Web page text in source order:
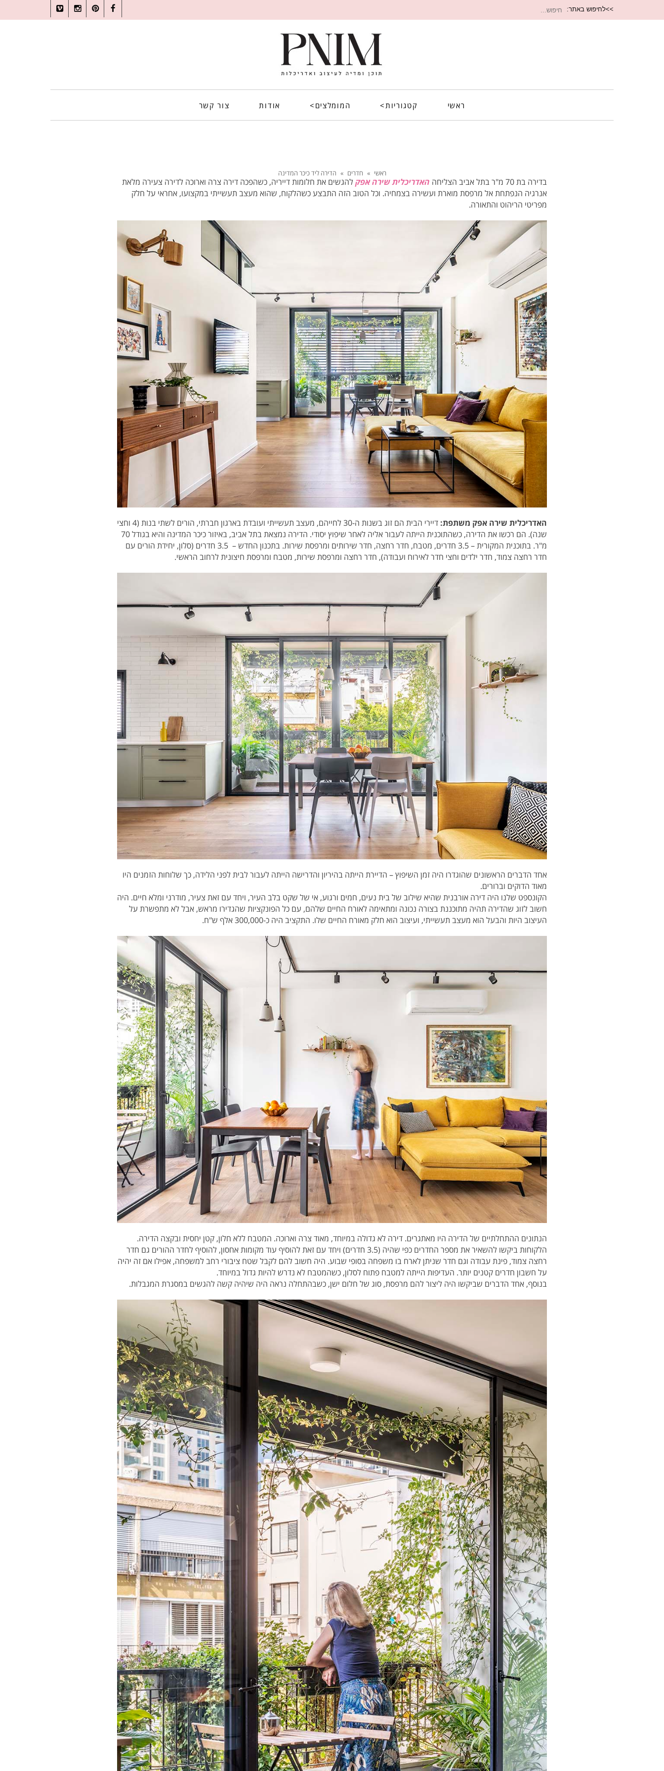
>>לחיפוש באתר: חיפוש
Facebook
Pinterest
Instagram
Vimeo
ראשי קטגוריות> המומלצים> אודות צור קשר
ראשי » חדרים » הדירה ליד כיכר המדינה
בדירה בת 70 מ"ר בתל אביב הצליחה האדריכלית שירה אפקלהגשים את חלומות דייריה, כשהפכה דירה צרה וארוכה לדירה צעירה מלאת
אנרגיה הנפתחת אל מרפסת מוארת ועשירה בצמחיה. וכל הטוב הזה התבצע כשהלקוח, שהוא מעצב תעשייתי במקצועו, אחראי על חלק
מפריטי הריהוט והתאורה.
האדריכלית שירה אפק משתפת:
דיירי הבית הם זוג בשנות ה-30 לחייהם, מעצב תעשייתי ועובדת בארגון חברתי, הורים לשתי בנות (4 וחצי
שנה). הם רכשו את הדירה, כשהתוכנית הייתה לעבור אליה לאחר שיפוץ יסודי. הדירה נמצאת בתל אביב, באיזור כיכר המדינה והיא בגודל 70
מ"ר. בתוכנית המקורית – 3.5 חדרים, מטבח, חדר רחצה, חדר שירותים ומרפסת שירות. בתכנון החדש – 3.5 חדרים (סלון, יחידת הורים עם
חדר רחצה צמוד, חדר ילדים וחצי חדר לאירוח ועבודה), חדר רחצה ומרפסת שירות, מטבח ומרפסת חיצונית לרחוב הראשי.
אחד הדברים הראשונים שהוגדרו היה זמן השיפוץ – הדיירת הייתה בהיריון והדרישה הייתה לעבור לבית לפני הלידה, כך שלוחות הזמנים היו
מאוד הדוקים וברורים.
הקונספט שלנו היה דירה אורבנית שהיא שילוב של בית נעים, חמים ורגוע, אי של שקט בלב העיר, ויחד עם זאת צעיר, מודרני ומלא חיים. היה
חשוב לזוג שהדירה תהיה מתוכננת בצורה נכונה ומתאימה לאורח החיים שלהם, עם כל הפונקציות שהגדירו מראש, אבל לא מתפשרת על
העיצוב היות והבעל הוא מעצב תעשייתי, ועיצוב הוא חלק מאורח החיים שלו. התקציב היה כ-300,000 אלף ש"ח.
הנתונים ההתחלתיים של הדירה היו מאתגרים. דירה לא גדולה במיוחד, מאוד צרה וארוכה. המטבח ללא חלון, קטן יחסית ובקצה הדירה.
הלקוחות ביקשו להשאיר את מספר החדרים כפי שהיה (3.5 חדרים) ויחד עם זאת להוסיף עוד מקומות אחסון, להוסיף לחדר ההורים גם חדר
רחצה צמוד, פינת עבודה וגם חדר שניתן לארח בו משפחה בסופי שבוע. היה חשוב להם לקבל שטח ציבורי רחב למשפחה, אפילו אם זה יהיה
על חשבון חדרים קטנים יותר. העדיפות הייתה למטבח פתוח לסלון, כשהמטבח לא נדרש להיות גדול במיוחד.
בנוסף, אחד הדברים שביקשו היה ליצור להם מרפסת, סוג של חלום ישן, כשבהתחלה נראה היה שיהיה קשה להגשים במסגרת המגבלות.